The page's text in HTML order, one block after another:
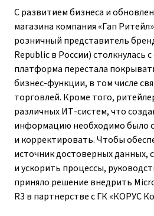
С развитием бизнеса и
магазина компания «Гап
розничный представитель
Republic в России) столкнулась
платформа перестала
бизнес-функции, в том числе
торговлей. Кроме того,
различных ИТ-систем, что
информацию необходимо было
и корректировать. Чтобы
источник достоверных данных,
и ускорить процессы,
приняло решение внедрить
R3 в партнерстве с ГК «КОРУС